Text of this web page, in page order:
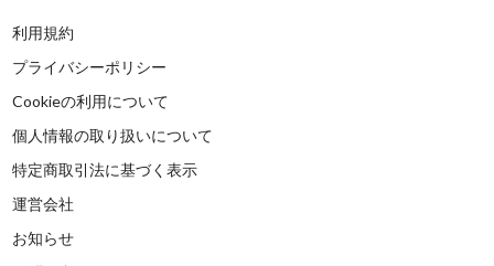
利用規約
プライバシーポリシー
Cookieの利用について
個人情報の取り扱いについて
特定商取引法に基づく表示
運営会社
お知らせ